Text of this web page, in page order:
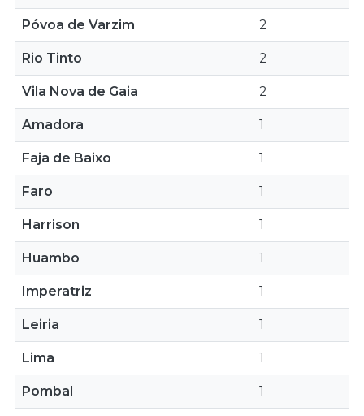
Póvoa de Varzim 2
Rio Tinto 2
Vila Nova de Gaia 2
Amadora 1
Faja de Baixo 1
Faro 1
Harrison 1
Huambo 1
Imperatriz 1
Leiria 1
Lima 1
Pombal 1